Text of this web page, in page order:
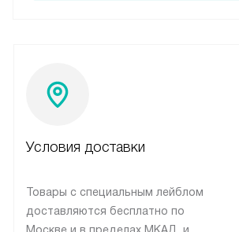
Условия доставки
Товары с специальным лейблом
доставляются бесплатно по